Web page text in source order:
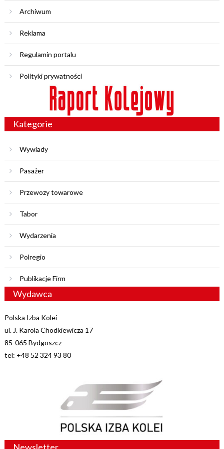
Archiwum
Reklama
Regulamin portalu
Polityki prywatności
Kategorie
Wywiady
Pasażer
Przewozy towarowe
Tabor
Wydarzenia
Polregio
Publikacje Firm
Wydawca
Polska Izba Kolei
ul. J. Karola Chodkiewicza 17
85-065 Bydgoszcz
tel: +48 52 324 93 80